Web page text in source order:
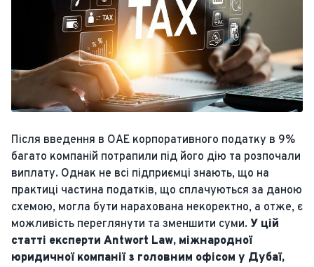
Після введення в ОАЕ корпоративного податку в 9%
багато компаній потрапили під його дію та розпочали
виплату. Однак не всі підприємці знають, що на
практиці частина податків, що сплачуються за даною
схемою, могла бути нарахована некоректно, а отже, є
можливість переглянути та зменшити суми. У цій
статті експерти Antwort Law, міжнародної
юридичної компанії з головним офісом у Дубаї,